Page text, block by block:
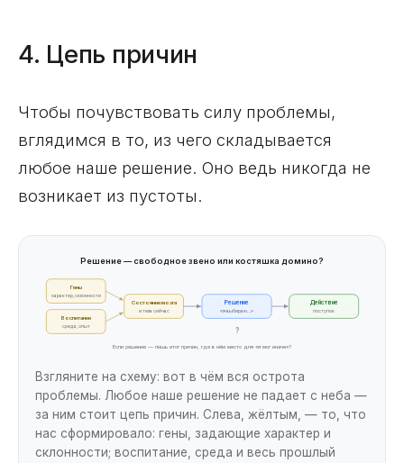
4. Цепь причин
Чтобы почувствовать силу проблемы,
вглядимся в то, из чего складывается
любое наше решение. Оно ведь никогда не
возникает из пустоты.
Решение — свободное звено или костяшка домино?
Гены
характер, склонности
Воспитание
среда, опыт
Состояние мозга
и тела сейчас
Решение
«я выбираю…»
Действие
поступок
?
Если решение — лишь итог причин, где в нём место для «я мог иначе»?
Взгляните на схему: вот в чём вся острота
проблемы. Любое наше решение не падает с неба —
за ним стоит цепь причин. Слева, жёлтым, — то, что
нас сформировало: гены, задающие характер и
склонности; воспитание, среда и весь прошлый